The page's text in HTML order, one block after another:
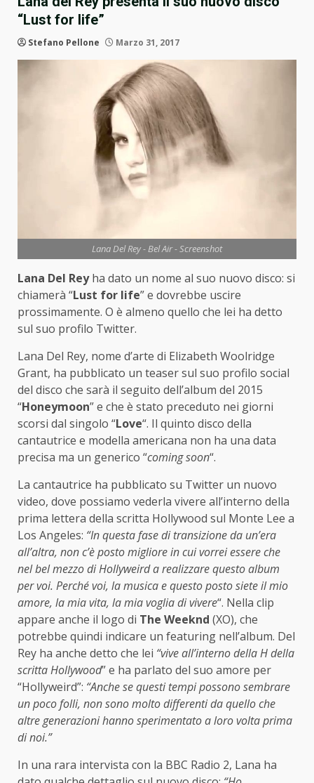
“Lust for life”
Stefano Pellone Marzo 31, 2017
Lana Del Rey - Bel Air - Screenshot
Lana Del Reyha dato un nome al suo nuovo disco: si
chiamerà “Lust for life” e dovrebbe uscire
prossimamente. O è almeno quello che lei ha detto
sul suo profilo Twitter.
Lana Del Rey, nome d’arte di Elizabeth Woolridge
Grant, ha pubblicato un teaser sul suo profilo social
del disco che sarà il seguito dell’album del 2015
“Honeymoon” e che è stato preceduto nei giorni
scorsi dal singolo “Love“. Il quinto disco della
cantautrice e modella americana non ha una data
precisa ma un generico “coming soon“.
La cantautrice ha pubblicato su Twitter un nuovo
video, dove possiamo vederla vivere all’interno della
prima lettera della scritta Hollywood sul Monte Lee a
Los Angeles: “In questa fase di transizione da un’era
all’altra, non c’è posto migliore in cui vorrei essere che
nel bel mezzo di Hollyweird a realizzare questo album
per voi. Perché voi, la musica e questo posto siete il mio
amore, la mia vita, la mia voglia di vivere“. Nella clip
appare anche il logo di The Weeknd (XO), che
potrebbe quindi indicare un featuring nell’album. Del
Rey ha anche detto che lei “vive all’interno della H della
scritta Hollywood” e ha parlato del suo amore per
“Hollyweird”: “Anche se questi tempi possono sembrare
un poco folli, non sono molto differenti da quello che
altre generazioni hanno sperimentato a loro volta prima
di noi.”
In una rara intervista con la BBC Radio 2, Lana ha